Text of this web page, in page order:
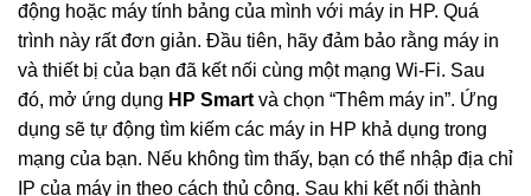
động hoặc máy tính bảng của mình với máy in HP. Quá
trình này rất đơn giản. Đầu tiên, hãy đảm bảo rằng máy in
và thiết bị của bạn đã kết nối cùng một mạng Wi-Fi. Sau
đó, mở ứng dụng HP Smart và chọn “Thêm máy in”. Ứng
dụng sẽ tự động tìm kiếm các máy in HP khả dụng trong
mạng của bạn. Nếu không tìm thấy, bạn có thể nhập địa chỉ
IP của máy in theo cách thủ công. Sau khi kết nối thành